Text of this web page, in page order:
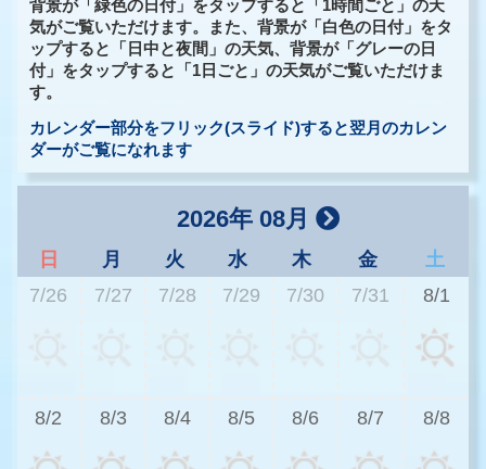
背景が「緑色の日付」をタップすると「1時間ごと」の天
気がご覧いただけます。また、背景が「白色の日付」をタ
ップすると「日中と夜間」の天気、背景が「グレーの日
付」をタップすると「1日ごと」の天気がご覧いただけま
す。
カレンダー部分をフリック(スライド)すると翌月のカレン
ダーがご覧になれます
2026年 08月
日 月 火 水 木 金
土
7/26
7/27 7/28 7/29 7/30 7/31 8/1
8/2 8/3 8/4 8/5 8/6 8/7 8/8